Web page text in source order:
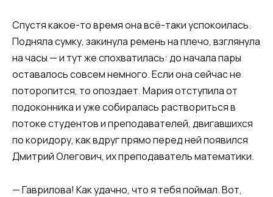
Спустя какое-то время она всё-таки успокоилась.
Подняла сумку, закинула ремень на плечо, взглянула
на часы — и тут же спохватилась: до начала пары
оставалось совсем немного. Если она сейчас не
поторопится, то опоздает. Мария отступила от
подоконника и уже собиралась раствориться в
потоке студентов и преподавателей, двигавшихся
по коридору, как вдруг прямо перед ней появился
Дмитрий Олегович, их преподаватель математики.
— Гаврилова! Как удачно, что я тебя поймал. Вот,